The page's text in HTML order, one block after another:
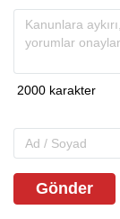
Gönder